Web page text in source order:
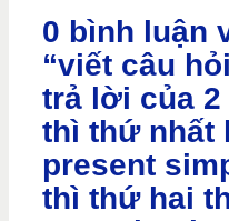
0 bình luận
“viết câu
trả lời của 2
thì thứ nhất
present
thì thứ hai